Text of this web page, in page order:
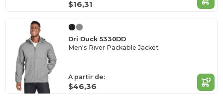
$16,31
Dri Duck 5330DD
Men's River Packable Jacket
A partir de:
$46,36